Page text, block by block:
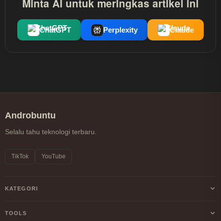
Minta AI untuk meringkas artikel ini
ChatGPT Perplexity Claude
Androbuntu
Selalu tahu teknologi terbaru.
TikTok YouTube
KATEGORI
Android
TOOLS